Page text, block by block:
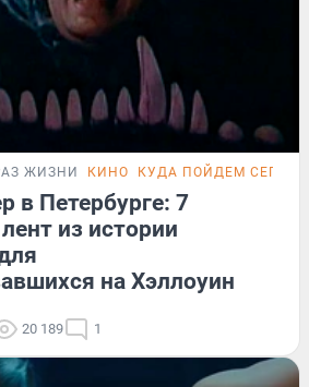
ЖИЗНИ КИНО КУДА ПОЙДЕМ
в Петербурге: 7
из истории
на Хэллоуин
20 189 1